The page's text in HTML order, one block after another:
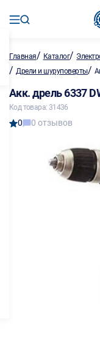
Главная/ Каталог/
/ Дрели и шуруповерты/
Акк. дрель 6337
Код товара: 31436
0 0 отзывов